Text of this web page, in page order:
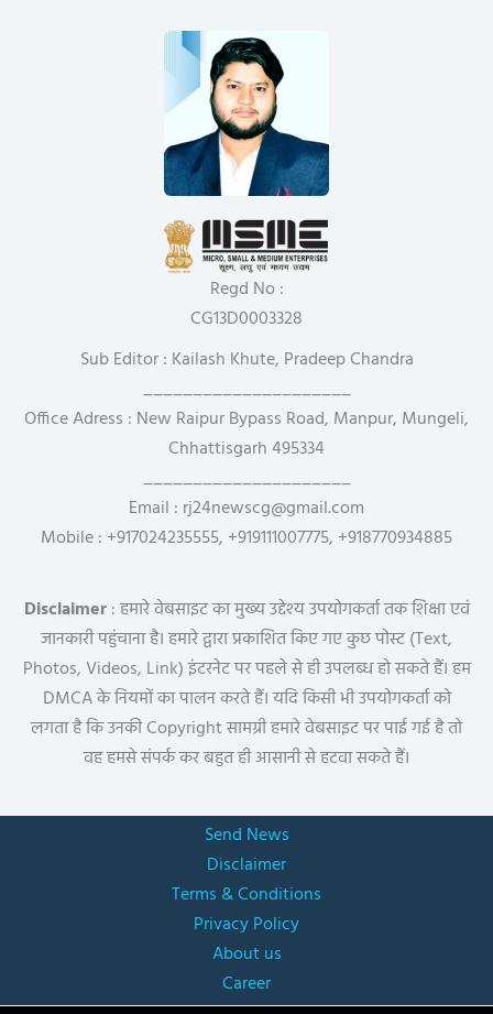
Regd No :
CG13D0003328
Sub Editor : Kailash Khute, Pradeep Chandra
_____________________
Office Adress : New Raipur Bypass Road, Manpur, Mungeli,
Chhattisgarh 495334
_____________________
Email : rj24newscg@gmail.com
Mobile : +917024235555, +919111007775, +918770934885
Disclaimer: हमारे वेबसाइट का मुख्य उद्देश्य उपयोगकर्ता तक शिक्षा एवं
जानकारी पहुंचाना है। हमारे द्वारा प्रकाशित किए गए कुछ पोस्ट (Text,
Photos, Videos, Link) इंटरनेट पर पहले से ही उपलब्ध हो सकते हैं। हम
DMCA के नियमों का पालन करते हैं। यदि किसी भी उपयोगकर्ता को
लगता है कि उनकी Copyright सामग्री हमारे वेबसाइट पर पाई गई है तो
वह हमसे संपर्क कर बहुत ही आसानी से हटवा सकते हैं।
Send News
Disclaimer
Terms & Conditions
Privacy Policy
About us
Career